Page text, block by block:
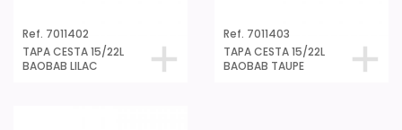
Ref. 7011402
TAPA CESTA 15/22L
BAOBAB LILAC
Ref. 7011403
TAPA CESTA 15/22L
BAOBAB TAUPE